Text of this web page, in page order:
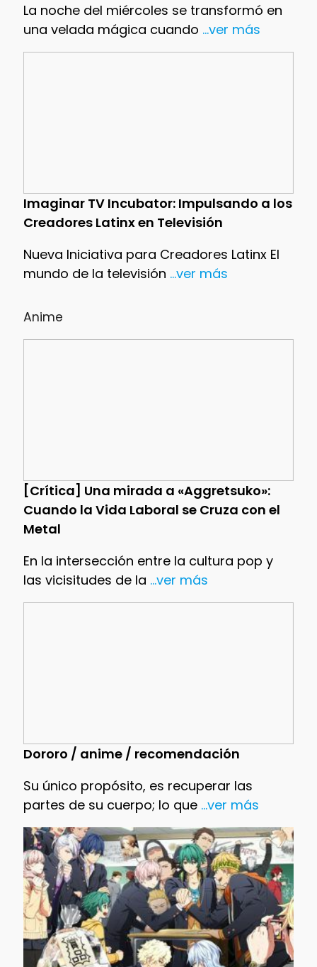
La noche del miércoles se transformó en
una velada mágica cuando ...ver más
Imaginar TV Incubator: Impulsando a los
Creadores Latinx en Televisión
Nueva Iniciativa para Creadores Latinx El
mundo de la televisión ...ver más
Anime
[Crítica] Una mirada a «Aggretsuko»:
Cuando la Vida Laboral se Cruza con el
Metal
En la intersección entre la cultura pop y
las vicisitudes de la ...ver más
Dororo / anime / recomendación
Su único propósito, es recuperar las
partes de su cuerpo; lo que...ver más